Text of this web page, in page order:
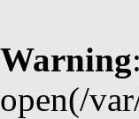
Warning
open(/